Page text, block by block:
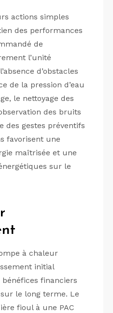
actions simples
des performances
de
l’unité
d’obstacles
de la pression d’eau
le nettoyage des
des bruits
des gestes préventifs
favorisent une
maîtrisée et une
sur le
à chaleur
initial
financiers
le long terme. Le
fioul à une PAC